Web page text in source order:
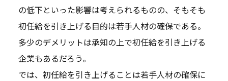
の低下といった影響は考えられるものの、そもそも
初任給を引き上げる目的は若手人材の確保である。
多少のデメリットは承知の上で初任給を引き上げる
企業もあるだろう。
では、初任給を引き上げることは若手人材の確保に